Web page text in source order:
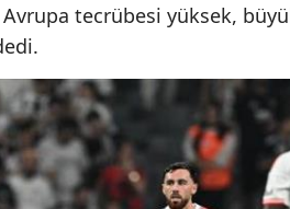
tecrübesi yüksek,